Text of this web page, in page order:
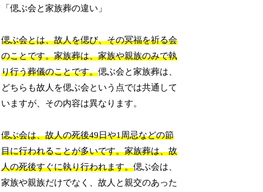
「偲ぶ会と家族葬の違い」
偲ぶ会とは、故人を偲び、その冥福を祈る会
のことです。家族葬は、家族や親族のみで執
り行う葬儀のことです。偲ぶ会と家族葬は、
どちらも故人を偲ぶ会という点では共通して
いますが、その内容は異なります。
偲ぶ会は、故人の死後49日や1周忌などの節
目に行われることが多いです。家族葬は、故
人の死後すぐに執り行われます。偲ぶ会は、
家族や親族だけでなく、故人と親交のあった